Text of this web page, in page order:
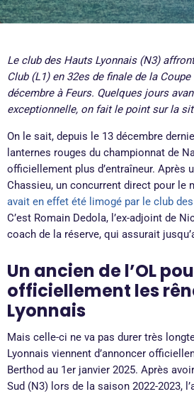
Le club des Hauts Lyonnais (N3)
Club (L1) en 32es de finale de la
décembre à Feurs. Quelques jours
exceptionnelle, on fait le point sur la
On le sait, depuis le 13 décembre
lanternes rouges du championnat de
officiellement plus d’entraîneur. Après
Chassieu, un concurrent direct pour le
avait en effet été limogé par le club
C’est Romain Dedola, l’ex-adjoint de
coach de la réserve, qui assurait
Un ancien de l’OL
officiellement les
Lyonnais
Mais celle-ci ne va pas durer très
Lyonnais viennent d’annoncer
Berthod au 1er janvier 2025. Après
Sud (N3) lors de la saison 2022-2023,